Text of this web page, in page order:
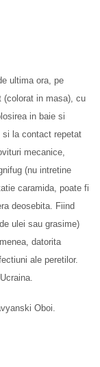
ultima ora, pe
(colorat in masa), cu
in baie si
si la contact repetat
mecanice,
(nu intretine
caramida, poate fi
deosebita. Fiind
ulei sau grasime)
datorita
ale peretilor.
Oboi.